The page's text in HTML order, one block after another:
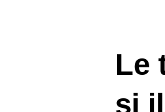
sont
Le
si